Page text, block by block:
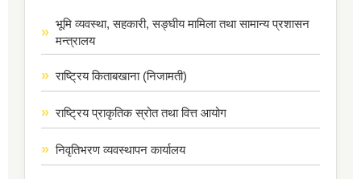
भूमि व्यवस्था, सहकारी, सङ्घीय मामिला तथा सामान्य प्रशासन
मन्त्रालय
राष्ट्रिय किताबखाना (निजामती)
राष्ट्रिय प्राकृतिक स्रोत तथा वित्त आयोग
निवृतिभरण व्यवस्थापन कार्यालय